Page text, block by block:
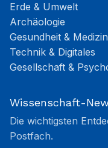
Erde & Umwelt
Archäologie
Gesundheit & Medizin
Technik & Digitales
Gesellschaft &
Wissenschaft-
Die wichtigsten
Postfach.